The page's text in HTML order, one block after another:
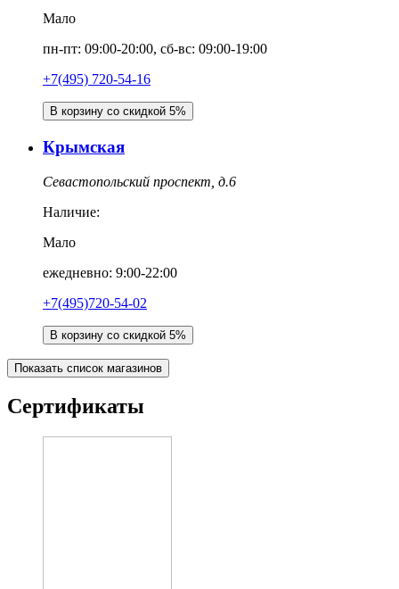
Мало
пн-пт: 09:00-20:00, сб-вс: 09:00-19:00
+7(495) 720-54-16
В корзину со скидкой 5%
Крымская
Севастопольский проспект, д.6
Наличие:
Мало
ежедневно: 9:00-22:00
+7(495)720-54-02
В корзину со скидкой 5%
Показать список магазинов
Сертификаты